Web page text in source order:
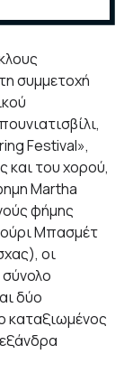
συμμετοχή
Festival»,
και του χορού,
Martha
φήμης
Μπασμέτ
οι
δύο
καταξιωμένος